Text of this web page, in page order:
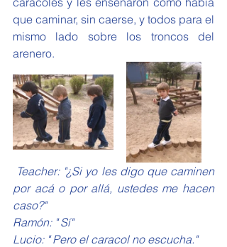
que caminar, sin caerse, y todos para el
mismo lado sobre los troncos del
arenero.
por acá o por allá, ustedes me hacen
caso?"
Ramón: " Sí"
Lucio: " Pero el caracol no escucha."